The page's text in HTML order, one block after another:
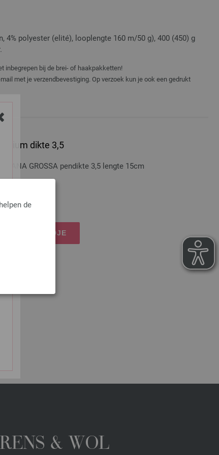
de
4% polyester (elité), looplengte 160 m/50 g), 400 (450) g
inbegrepen bij de brei- of haakpakketten!
met je verzendbevestiging. Op verzoek kun je ook een gedrukt
dikte 3,5
LANA GROSSA pendikte 3,5 lengte 15cm
WINKELMANDJE
& WOL